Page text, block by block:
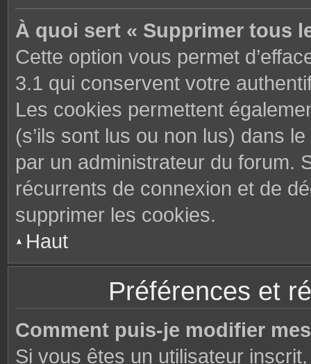
À quoi sert « Supprimer tous
Cette option vous permet
3.1 qui conservent votre
Les cookies permettent
(s’ils sont lus ou non lus) dans
par un administrateur du forum.
récurrents de connexion et de
supprimer les cookies.
Haut
Préférences et
Comment puis-je modifier
Si vous êtes un utilisateur